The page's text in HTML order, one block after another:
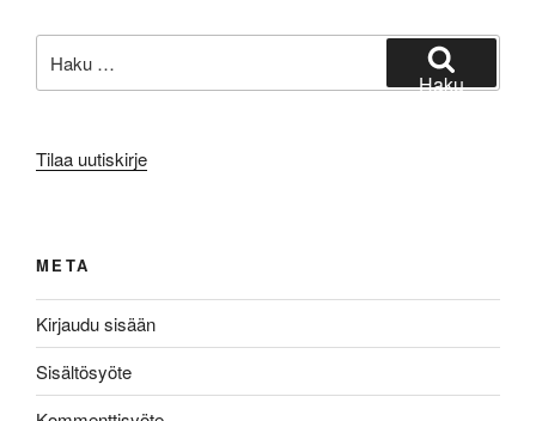
Haku
Tilaa uutiskirje
META
Kirjaudu sisään
Sisältösyöte